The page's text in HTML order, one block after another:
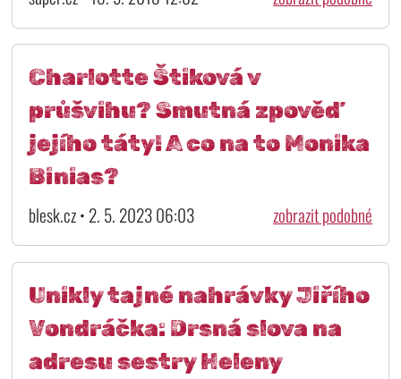
Charlotte Štiková v
průšvihu? Smutná zpověď
jejího táty! A co na to Monika
Binias?
blesk.cz • 2. 5. 2023 06:03 zobrazit podobné
Unikly tajné nahrávky Jiřího
Vondráčka: Drsná slova na
adresu sestry Heleny